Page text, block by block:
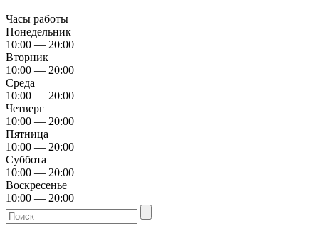
Часы работы
Понедельник
10:00 — 20:00
Вторник
10:00 — 20:00
Среда
10:00 — 20:00
Четверг
10:00 — 20:00
Пятница
10:00 — 20:00
Суббота
10:00 — 20:00
Воскресенье
10:00 — 20:00